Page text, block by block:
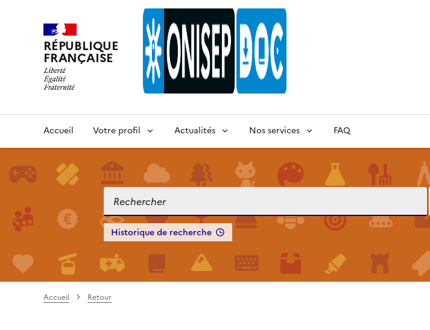
RÉPUBLIQUE
FRANÇAISE
Accueil Votre profil Actualités Nos services FAQ
Historique de recherche
Accueil Retour